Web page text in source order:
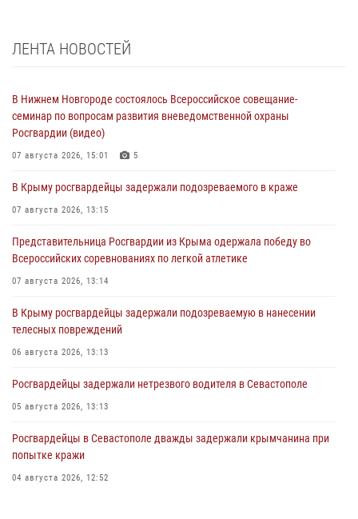
ЛЕНТА НОВОСТЕЙ
В Нижнем Новгороде состоялось Всероссийское совещание-
семинар по вопросам развития вневедомственной охраны
Росгвардии (видео)
07 августа 2026, 15:01 5
В Крыму росгвардейцы задержали подозреваемого в краже
07 августа 2026, 13:15
Представительница Росгвардии из Крыма одержала победу во
Всероссийских соревнованиях по легкой атлетике
07 августа 2026, 13:14
В Крыму росгвардейцы задержали подозреваемую в нанесении
телесных повреждений
06 августа 2026, 13:13
Росгвардейцы задержали нетрезвого водителя в Севастополе
05 августа 2026, 13:13
Росгвардейцы в Севастополе дважды задержали крымчанина при
попытке кражи
04 августа 2026, 12:52